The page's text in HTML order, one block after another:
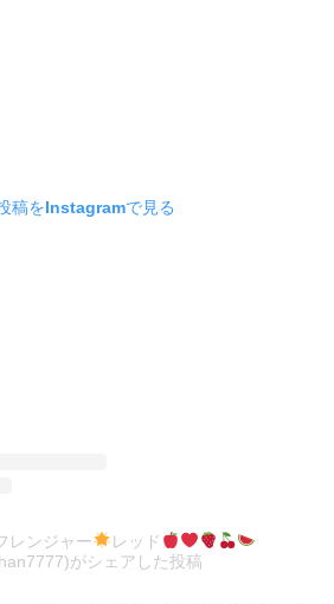
稿をInstagramで見る
レンジャー
レッド
がシェアした投稿